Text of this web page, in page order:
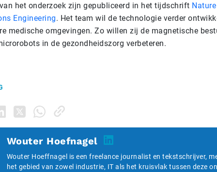
het onderzoek zijn gepubliceerd in het tijdschrift Nature
Engineering. Het team wil de technologie verder
medische omgevingen. Zo willen zij de magnetische
in de gezondheidszorg verbeteren.
Wouter Hoefnagel
Wouter Hoeffnagel is een freelance journalist en tekstschrijver,
het gebied van zowel industrie, IT als het kruisvlak tussen deze